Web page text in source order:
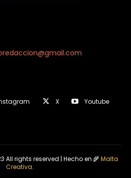
X Youtube
rights reserved | Hecho en 🌾Malta
Creativa.